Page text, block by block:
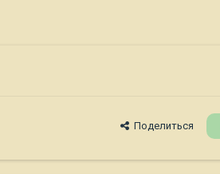
Поделиться